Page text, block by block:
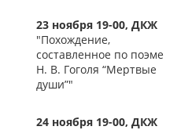
23 ноября 19-00, ДКЖ
"Похождение,
составленное по поэме
Н. В. Гоголя “Мертвые
души”"
24 ноября 19-00, ДКЖ